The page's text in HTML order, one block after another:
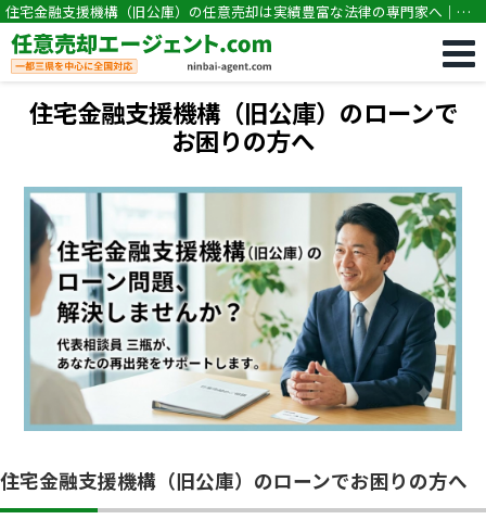
住宅金融支援機構（旧公庫）の任意売却は実績豊富な法律の専門家へ｜任
意売却専門｜競売・住宅ローン滞納の相談なら任意売却エージェント.com
住宅金融支援機構（旧公庫）のローンで
お困りの方へ
住宅金融支援機構（旧公庫）のローンでお困りの方へ